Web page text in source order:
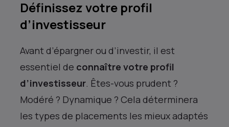
Définissez votre profil
d’investisseur
Avant d’épargner ou d’investir, il est
essentiel de connaître votre profil
d’investisseur. Êtes-vous prudent ?
Modéré ? Dynamique ? Cela déterminera
les types de placements les mieux adaptés